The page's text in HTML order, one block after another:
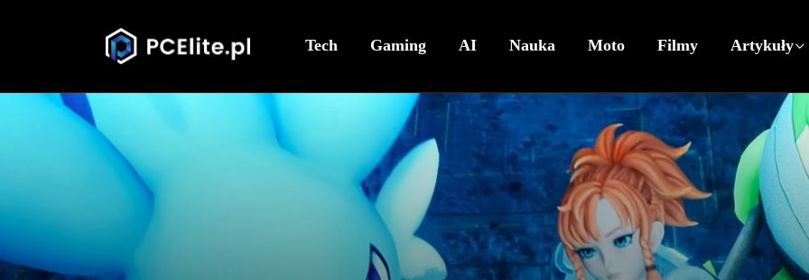
Tech Gaming AI Nauka Moto Filmy Artykuły